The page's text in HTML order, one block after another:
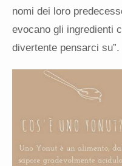
nomi dei loro
evocano gli ingredienti
divertente pensarci su”.